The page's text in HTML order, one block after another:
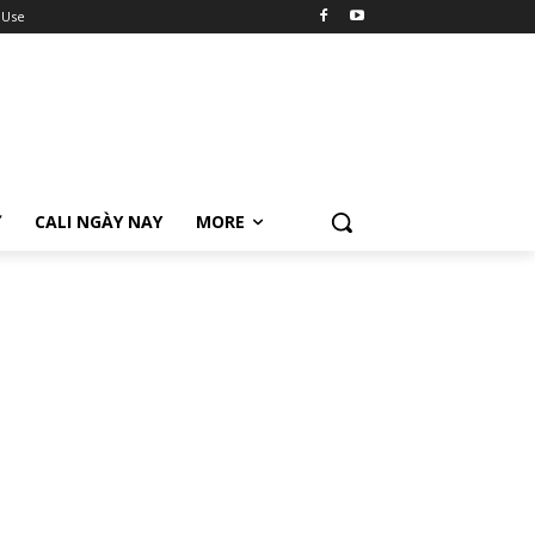
CALI NGÀY NAY MORE